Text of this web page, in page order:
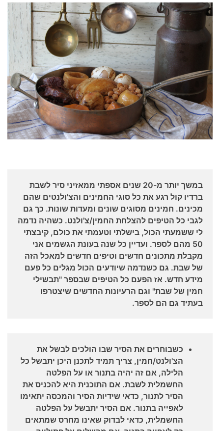
במשך יותר מ-20 שנים אספתי ממאזיני סיר לשבת
ברדיו קול רגע את כל סוגי החמינים והצ'ולנטים שהם
מכינים. חמינים מסוגים שונים ומעדות שונות. כך גם
לגבי כל הטיפים להצלחת החמין/צ'ולנט. כשהיה נדמה
לי ששמעתי הכול, בישלתי וטעמתי את כולם, קיבצתי
50 מהם לספר. ועדיין כל שנה בעונת הגשמים אני
מקבלת מתכונים חדשים וטיפים חדשים למאכל הזה
של שבת. גם כשנדמה שיודעים הכול מגלים כל פעם
מידע חדש. אז הפעם כל הטיפים שבספר "תבשילי
חמין של שבת" וגם הרעיונות החדשים שיצטרפו
בעתיד גם הם לספר.
כשבוחרים את הסיר שבו הולכים לבשל את
הצ'ולנט/חמין, צריך תמיד לתכנן היכן יתבשל כל
הלילה, אם זה יהיה בתנור או על הפלטה
החשמלית לשבת. אם התוכנית היא להכניס את
הסיר לתנור, כדאי שידיות הסיר והמכסה יתאימו
לאפייה בתנור. אם הסיר יתבשל על הפלטה
החשמלית, כדאי לבדוק שאינו מחרס שמתאים